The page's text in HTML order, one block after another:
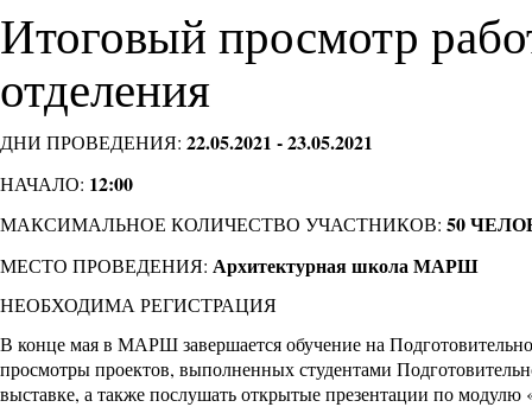
Итоговый просмотр
отделения
ДНИ ПРОВЕДЕНИЯ: 22.05.2021 - 23.05.2021
НАЧАЛО: 12:00
МАКСИМАЛЬНОЕ КОЛИЧЕСТВО УЧАСТНИКОВ: 50
МЕСТО ПРОВЕДЕНИЯ: Архитектурная школа МАРШ
НЕОБХОДИМА РЕГИСТРАЦИЯ
В конце мая в МАРШ завершается обучение на
просмотры проектов, выполненных студентами
выставке, а также послушать открытые презентации по